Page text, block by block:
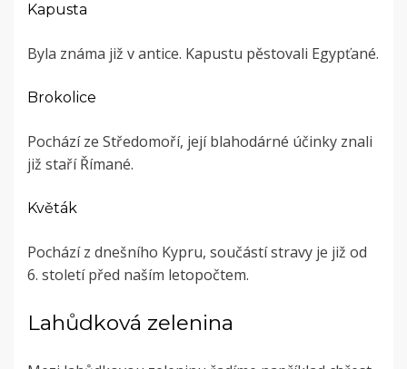
Kapusta
Byla známa již v antice. Kapustu pěstovali Egypťané.
Brokolice
Pochází ze Středomoří, její blahodárné účinky znali
již staří Římané.
Květák
Pochází z dnešního Kypru, součástí stravy je již od
6. století před naším letopočtem.
Lahůdková zelenina